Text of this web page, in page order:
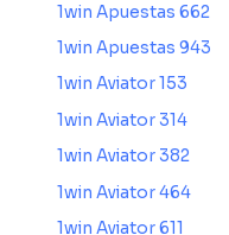
1win Apuestas 662
1win Apuestas 943
1win Aviator 153
1win Aviator 314
1win Aviator 382
1win Aviator 464
1win Aviator 611